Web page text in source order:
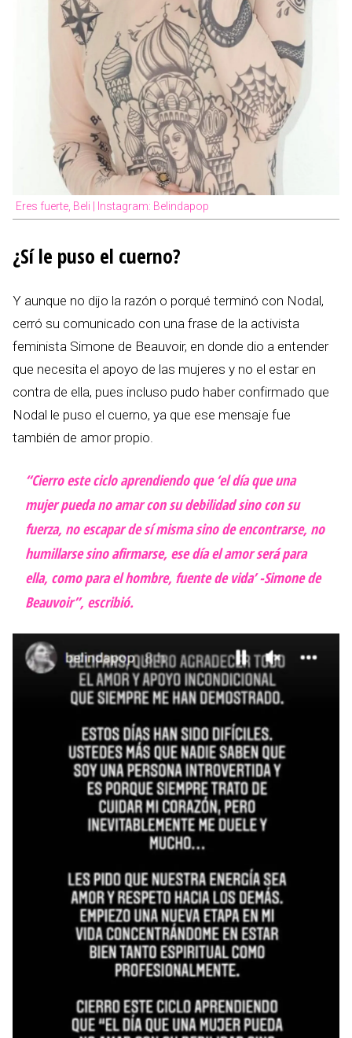
Eres fuerte, Beli | Instagram: Belindapop
¿Sí le puso el cuerno?
Y aunque no dijo la razón o porqué terminó con Nodal,
cerró su comunicado con una frase de la activista
feminista Simone de Beauvoir, en donde dio a entender
que necesita el apoyo de las mujeres y no el estar en
contra de ella, pues incluso pudo haber confirmado que
Nodal le puso el cuerno, ya que ese mensaje fue
también de amor propio.
“Cierro este ciclo aprendiendo que ‘el día que una
mujer pueda no amar con su debilidad sino con su
fuerza, no escapar de sí misma sino de encontrarse, no
humillarse sino afirmarse, ese día el amor será para
ella, como para el hombre, fuente de vida’ -Simone de
Beauvoir”, escribió.